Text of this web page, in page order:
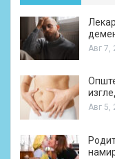
Авг 7,
Авг 5,